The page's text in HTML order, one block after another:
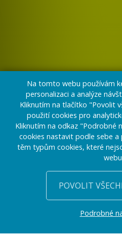
CHCETE
Na tomto webu používám
personalizaci a analýze
Kliknutím na tlačítko "Povolit
použití cookies pro
Kliknutím na odkaz "Podrobné
cookies nastavit podle sebe
těm typům cookies, které
POVOLIT
Podrobné